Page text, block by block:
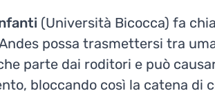
(Università Bicocca) fa
possa trasmettersi tra
parte dai roditori e può
bloccando così la catena di